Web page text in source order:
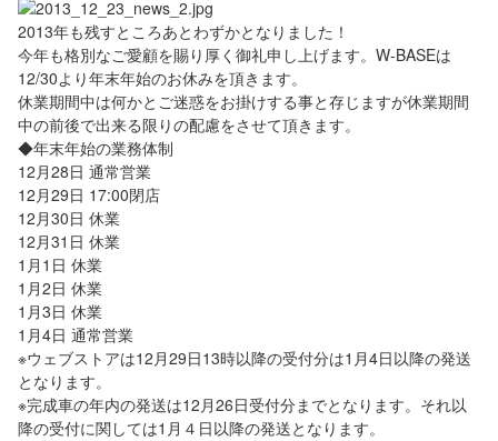
2013年も残すところあとわずかとなりました！
今年も格別なご愛顧を賜り厚く御礼申し上げます。W-BASEは
12/30より年末年始のお休みを頂きます。
休業期間中は何かとご迷惑をお掛けする事と存じますが休業期間
中の前後で出来る限りの配慮をさせて頂きます。
◆年末年始の業務体制
12月28日 通常営業
12月29日 17:00閉店
12月30日 休業
12月31日 休業
1月1日 休業
1月2日 休業
1月3日 休業
1月4日 通常営業
※ウェブストアは12月29日13時以降の受付分は1月4日以降の発送
となります。
※完成車の年内の発送は12月26日受付分までとなります。それ以
降の受付に関しては1月４日以降の発送となります。